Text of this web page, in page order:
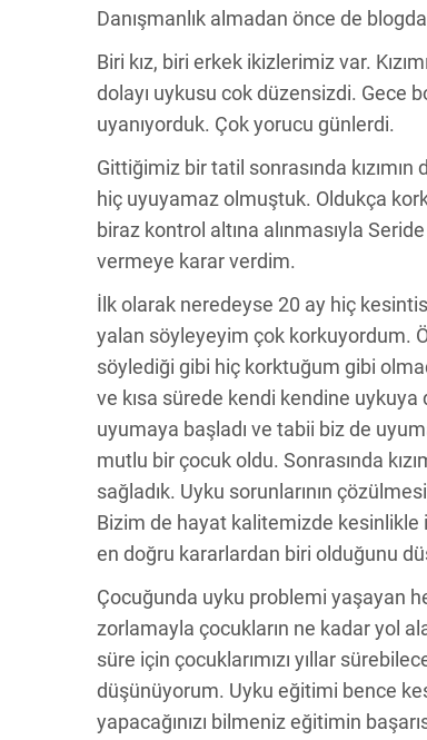
Danışmanlık almadan önce de
Biri kız, biri erkek ikizlerimiz var.
dolayı uykusu cok düzensizdi. Gece
uyanıyorduk. Çok yorucu günlerdi.
Gittiğimiz bir tatil sonrasında
hiç uyuyamaz olmuştuk. Oldukça
biraz kontrol altına alınmasıyla
vermeye karar verdim.
İlk olarak neredeyse 20 ay hiç
yalan söyleyeyim çok korkuyordum.
söylediği gibi hiç korktuğum gibi
ve kısa sürede kendi kendine
uyumaya başladı ve tabii biz de
mutlu bir çocuk oldu. Sonrasında
sağladık. Uyku sorunlarının
Bizim de hayat kalitemizde kesinlikle
en doğru kararlardan biri olduğunu
Çocuğunda uyku problemi yaşayan
zorlamayla çocukların ne kadar yol
süre için çocuklarımızı yıllar
düşünüyorum. Uyku eğitimi bence
yapacağınızı bilmeniz eğitimin